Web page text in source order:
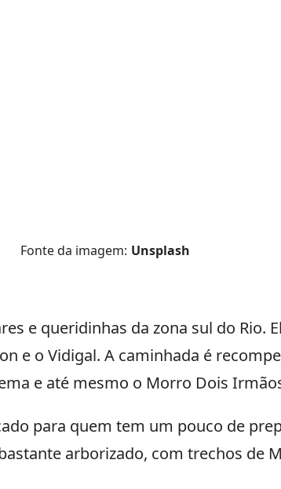
Fonte da imagem: Unsplash
e queridinhas da zona sul do Rio.
e o Vidigal. A caminhada é
e até mesmo o Morro Dois
para quem tem um pouco de
arborizado, com trechos de